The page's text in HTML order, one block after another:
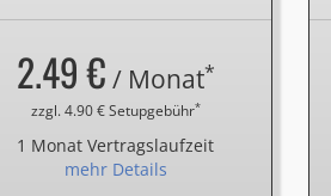
2.49 € / Monat*
zzgl. 4.90 € Setupgebühr*
1 Monat Vertragslaufzeit
mehr Details